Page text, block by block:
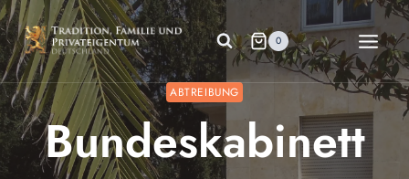
Zum
Inhalt
springen
0
ABTREIBUNG
Bundeskabinett